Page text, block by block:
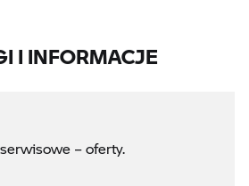
I INFORMACJE
– oferty.